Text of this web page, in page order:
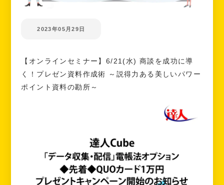
2023年05月29日
【オンラインセミナー】6/21(水) 商談を成功に導
く！プレゼン資料作成術 ～説得力ある美しいパワー
ポイント資料の勘所～